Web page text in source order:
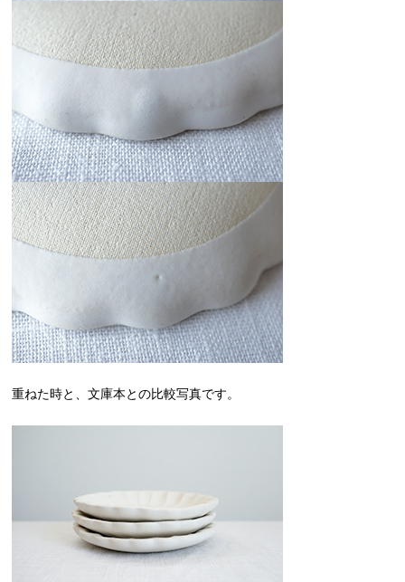
重ねた時と、文庫本との比較写真です。